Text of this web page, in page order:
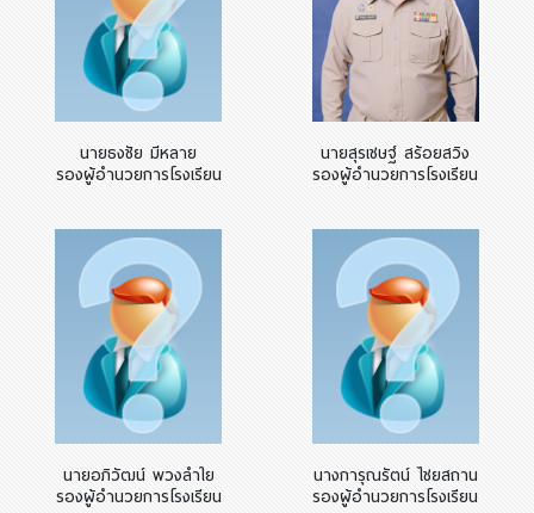
นายธงชัย มีหลาย
รองผู้อำนวยการโรงเรียน
นายสุรเชษฐ์ สร้อยสวิง
รองผู้อำนวยการโรงเรียน
นายอภิวัฒน์ พวงลำใย
รองผู้อำนวยการโรงเรียน
นางการุณรัตน์ ไชยสถาน
รองผู้อำนวยการโรงเรียน